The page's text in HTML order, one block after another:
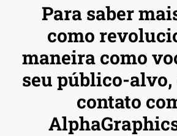
Para saber
como
maneira como
seu público-alvo,
contato